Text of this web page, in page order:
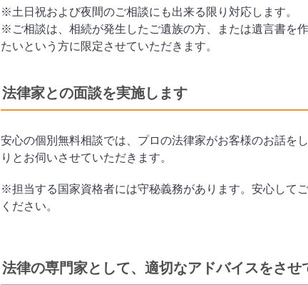
※土日祝および夜間のご相談にも出来る限り対応します。
※ご相談は、相続が発生したご遺族の方、または遺言書を
たいという方に限定させていただきます。
法律家との面談を実施します
安心の個別無料相談では、プロの法律家がお客様のお話を
りとお伺いさせていただきます。
※担当する国家資格者には守秘義務があります。安心して
ください。
法律の専門家として、適切なアドバイスをさせ